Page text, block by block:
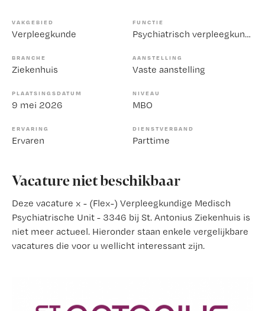
VAKGEBIED
Verpleegkunde
FUNCTIE
Psychiatrisch verpleegkundige
BRANCHE
Ziekenhuis
AANSTELLING
Vaste aanstelling
PLAATSINGSDATUM
9 mei 2026
NIVEAU
MBO
ERVARING
Ervaren
DIENSTVERBAND
Parttime
Vacature niet beschikbaar
Deze vacature x - (Flex-) Verpleegkundige Medisch
Psychiatrische Unit - 3346 bij St. Antonius Ziekenhuis is
niet meer actueel. Hieronder staan enkele vergelijkbare
vacatures die voor u wellicht interessant zijn.